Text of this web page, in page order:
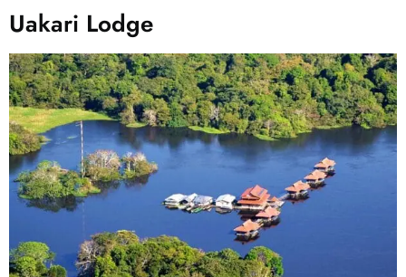
Uakari Lodge